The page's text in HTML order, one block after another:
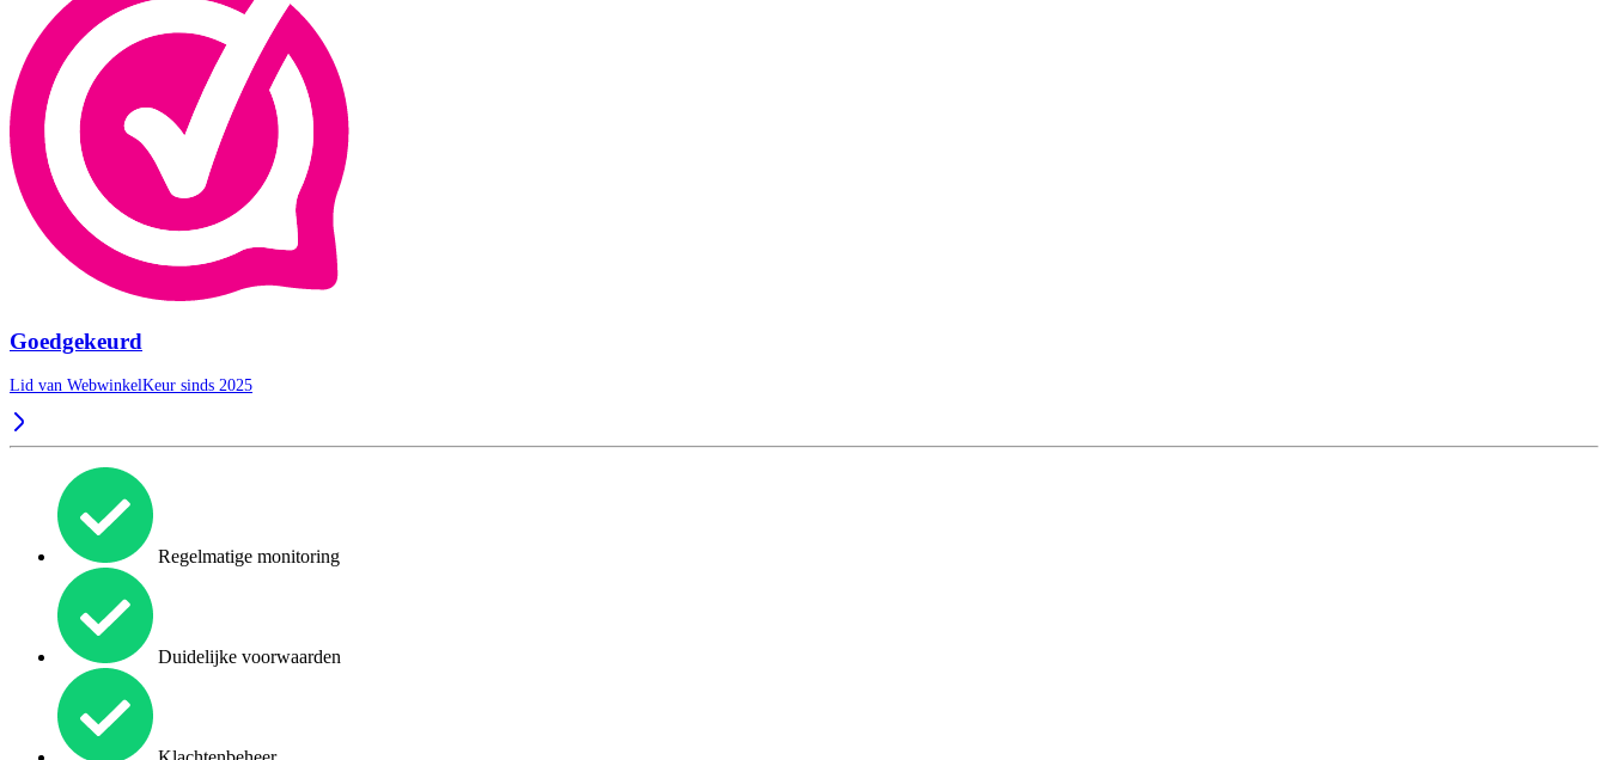
Goedgekeurd
Lid van WebwinkelKeur sinds 2025
Regelmatige monitoring
Duidelijke voorwaarden